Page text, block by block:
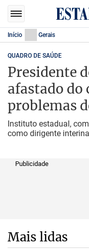
Início Gerais
QUADRO DE SAÚDE
Presidente
afastado do
problemas
Instituto estadual,
como dirigente interina
Publicidade
Mais lidas